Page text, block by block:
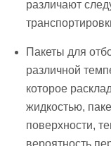
различают
Пакеты для
различной
которое
жидкостью,
поверхности,